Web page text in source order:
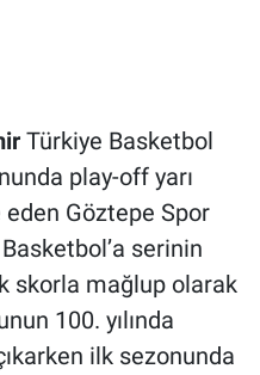
Türkiye Basketbol
play-off yarı
Göztepe Spor
serinin
skorla mağlup olarak
100. yılında
ilk sezonunda